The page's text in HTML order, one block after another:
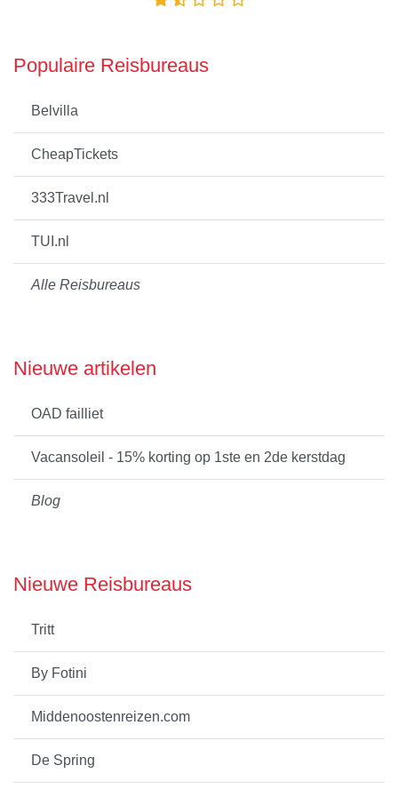
Populaire Reisbureaus
Belvilla
CheapTickets
333Travel.nl
TUI.nl
Alle Reisbureaus
Nieuwe artikelen
OAD failliet
Vacansoleil - 15% korting op 1ste en 2de kerstdag
Blog
Nieuwe Reisbureaus
Tritt
By Fotini
Middenoostenreizen.com
De Spring